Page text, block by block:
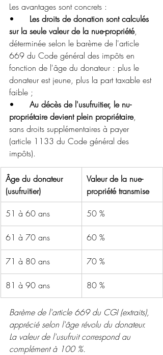
Les avantages sont concrets :
Les droits de donation sont calculés
sur la seule valeur de la nue-propriété,
déterminée selon le barème de l'article
669 du Code général des impôts en
fonction de l'âge du donateur : plus le
donateur est jeune, plus la part taxable est
faible ;
Au décès de l'usufruitier, le nu-
propriétaire devient plein propriétaire,
sans droits supplémentaires à payer
(article 1133 du Code général des
impôts).
Âge du donateur
(usufruitier)
Valeur de la nue-
propriété transmise
51 à 60 ans
50 %
61 à 70 ans 60 %
71 à 80 ans 70 %
81 à 90 ans 80 %
Barème de l'article 669 du CGI (extraits),
apprécié selon l'âge révolu du donateur.
La valeur de l'usufruit correspond au
complément à 100 %.